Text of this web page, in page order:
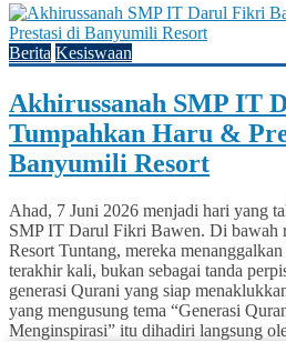
Berita Kesiswaan
Akhirussanah SMP IT
Tumpahkan Haru &
Banyumili Resort
Ahad, 7 Juni 2026 menjadi hari yang
SMP IT Darul Fikri Bawen. Di bawah
Resort Tuntang, mereka
terakhir kali, bukan sebagai tanda
generasi Qurani yang siap
yang mengusung tema “Generasi
Menginspirasi” itu dihadiri langsung